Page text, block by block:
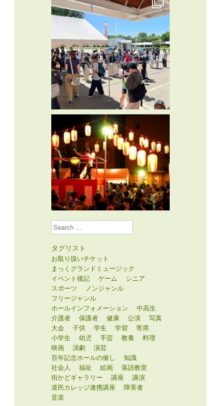
Search
タグリスト
お取り扱いチケット
まっくグランドミュージック
イベント後記
ゲーム
シニア
スポーツ
ノンジャンル
フリージャンル
ホールインフォメーション
中高生
介護者
保護者 健康 公演
写真
大会
子供 学生 学習
寄席
小学生
幼児 手芸 教養
料理
映画
演劇
演芸
百年記念ホールの催し
知識
社会人
福祉 絵画
落語教室
街かどギャラリー
講座
講演
道民カレッジ連携講座
障害者
音楽